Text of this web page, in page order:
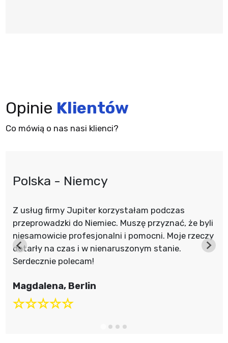
Opinie Klientów
Co mówią o nas nasi klienci?
Polska - Niemcy
Z usług firmy Jupiter korzystałam podczas
przeprowadzki do Niemiec. Muszę przyznać, że byli
niesamowicie profesjonalni i pomocni. Moje rzeczy
dotarły na czas i w nienaruszonym stanie.
Serdecznie polecam!
Magdalena, Berlin